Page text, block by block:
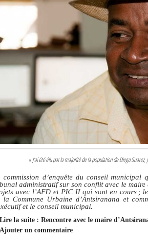
« J’ai été élu par la majorité de la population de Diego
commission d’enquête du conseil
administratif sur son conflit avec le
avec l’AFD et PIC II qui sont en cours ;
la Commune Urbaine d’Antsiranana et
et le conseil municipal.
Lire la suite : Rencontre avec le maire
Ajouter un commentaire